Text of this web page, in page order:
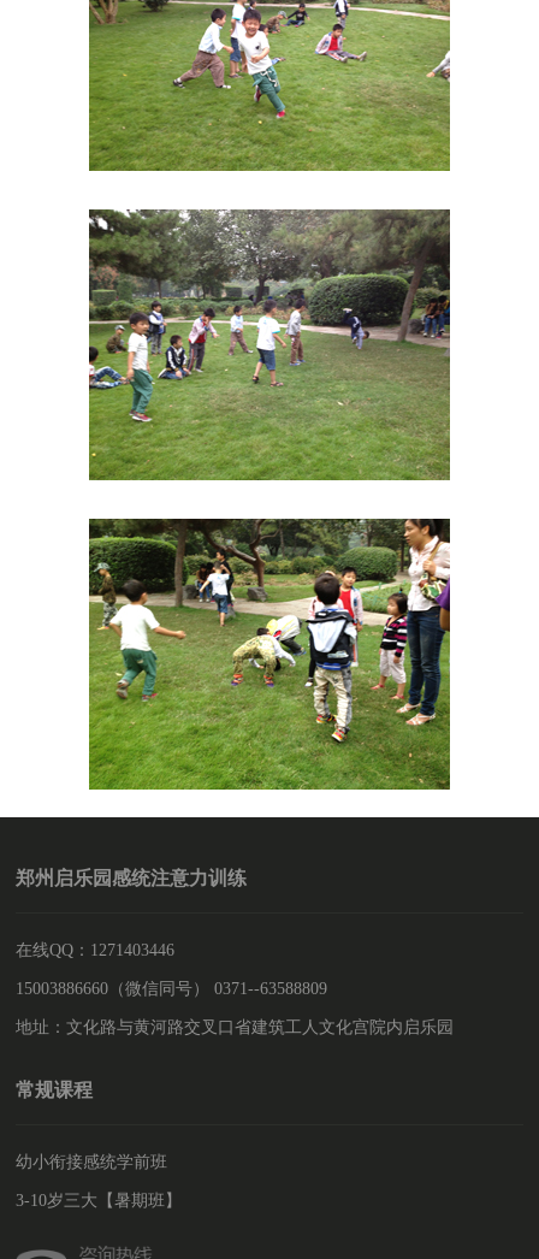
郑州启乐园感统注意力训练
在线QQ：1271403446
15003886660（微信同号） 0371--63588809
地址：文化路与黄河路交叉口省建筑工人文化宫院内启乐园
常规课程
幼小衔接感统学前班
3-10岁三大【暑期班】